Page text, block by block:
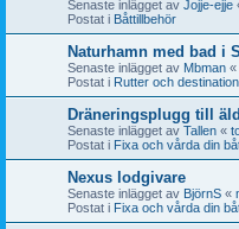
Senaste inlägget av Jojje-ejje
Postat i Båttillbehör
Naturhamn med bad i
Senaste inlägget av Mbman «
Postat i Rutter och
Dräneringsplugg till
Senaste inlägget av Tallen «
Postat i Fixa och vårda din
Nexus lodgivare
Senaste inlägget av BjörnS «
Postat i Fixa och vårda din